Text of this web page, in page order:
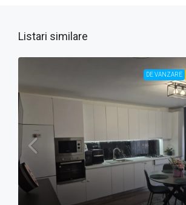
Listari similare
DE VANZARE